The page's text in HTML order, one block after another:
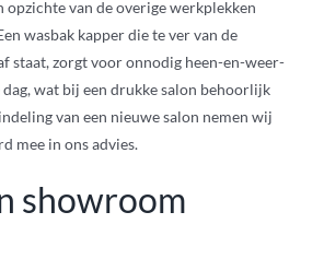
opzichte van de overige werkplekken
wasbak kapper die te ver van de
staat, zorgt voor onnodig heen-en-weer-
wat bij een drukke salon behoorlijk
van een nieuwe salon nemen wij
mee in ons advies.
showroom